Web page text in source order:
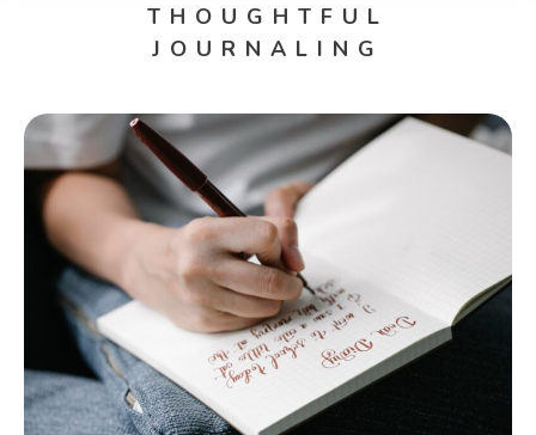
THOUGHTFUL
JOURNALING